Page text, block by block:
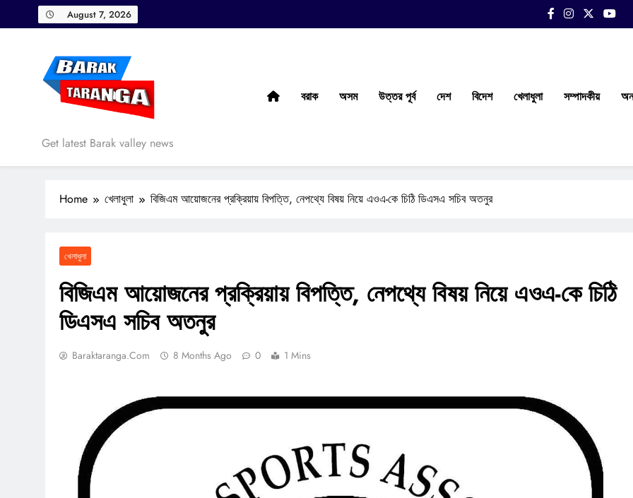
to
August 7, 2026
Barak Taranga
Get latest Barak valley news
বরাক অসম উত্তর পূর্ব দেশ বিদেশ খেলাধুলা সম্পাদকীয়
Home খেলাধুলা বিজিএম আয়োজনের প্রক্রিয়ায় বিপত্তি, নেপথ্যে বিষয় নিয়ে এওএ-কে চিঠি ডিএসএ সচিব অতনুর
খেলাধুলা
বিজিএম আয়োজনের প্রক্রিয়ায় বিপত্তি, নেপথ্যে বিষয় নিয়ে এওএ-কে চিঠি
ডিএসএ সচিব অতনুর
Baraktaranga.com 8 Months Ago 0 1 Mins